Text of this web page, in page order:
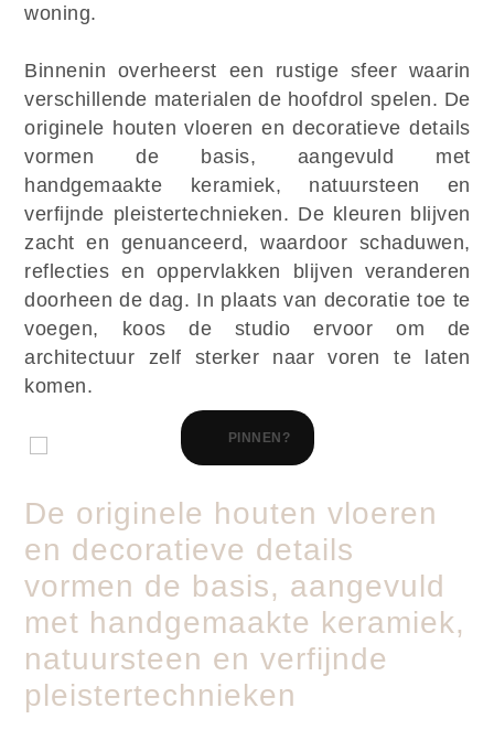
woning.
Binnenin overheerst een rustige sfeer waarin
verschillende materialen de hoofdrol spelen. De
originele houten vloeren en decoratieve details
vormen de basis, aangevuld met
handgemaakte keramiek, natuursteen en
verfijnde pleistertechnieken. De kleuren blijven
zacht en genuanceerd, waardoor schaduwen,
reflecties en oppervlakken blijven veranderen
doorheen de dag. In plaats van decoratie toe te
voegen, koos de studio ervoor om de
architectuur zelf sterker naar voren te laten
komen.
PINNEN?
De originele houten vloeren
en decoratieve details
vormen de basis, aangevuld
met handgemaakte keramiek,
natuursteen en verfijnde
pleistertechnieken